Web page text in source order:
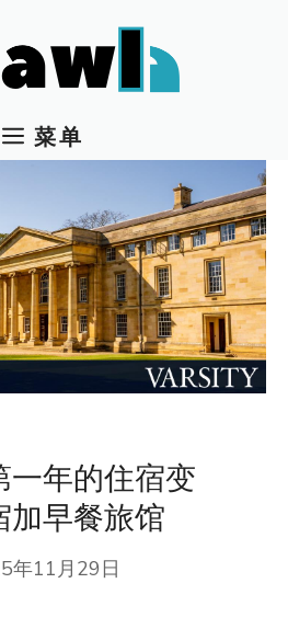
菜单
一年的住宿变
加早餐旅馆
年11月29日